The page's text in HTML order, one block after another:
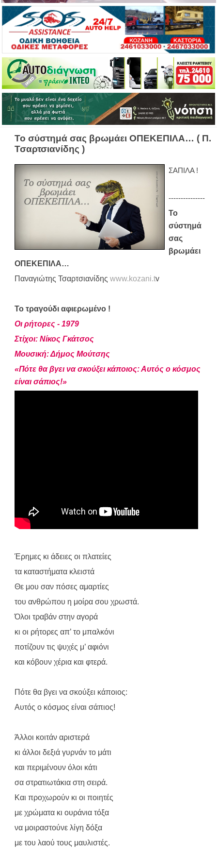
Το σύστημά σας βρωμάει ΟΠΕΚΕΠΙΛΑ… ( Π.
Τσαρτσιανίδης )
ΣΑΠΙΛΑ !
---------------
Το
σύστημά
σας
βρωμάει
ΟΠΕΚΕΠΙΛΑ…
Παναγιώτης Τσαρτσιανίδης www.kozani.tv
Το τραγούδι αφιερωμένο !
Οι ρήτορες - 1979
Στίχοι: Νίκος Γκάτσος
Μουσική: Δήμος Μούτσης
«Πότε θα βγει να σκούξει κάποιος: Αυτός ο κόσμος
είναι σάπιος!»
Έρημες κι άδειες οι πλατείες
τα καταστήματα κλειστά
Θε μου σαν πόσες αμαρτίες
του ανθρώπου η μοίρα σου χρωστά.
Όλοι τραβάν στην αγορά
κι οι ρήτορες απ’ το μπαλκόνι
ποτίζουν τις ψυχές μ’ αφιόνι
και κόβουν χέρια και φτερά.
Πότε θα βγει να σκούξει κάποιος:
Αυτός ο κόσμος είναι σάπιος!
Άλλοι κοιτάν αριστερά
κι άλλοι δεξιά γυρνάν το μάτι
και περιμένουν όλοι κάτι
σα στρατιωτάκια στη σειρά.
Και προχωρούν κι οι ποιητές
με χρώματα κι ουράνια τόξα
να μοιραστούνε λίγη δόξα
με του λαού τους μαυλιστές.